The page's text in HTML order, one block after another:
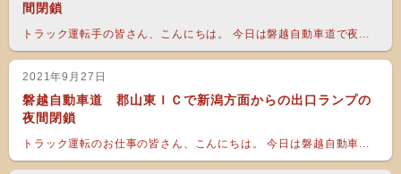
間閉鎖
トラック運転手の皆さん、こんにちは。 今日は磐越自動車道で夜...
2021年9月27日
磐越自動車道 郡山東ＩＣで新潟方面からの出口ランプの
夜間閉鎖
トラック運転のお仕事の皆さん、こんにちは。 今日は磐越自動車...